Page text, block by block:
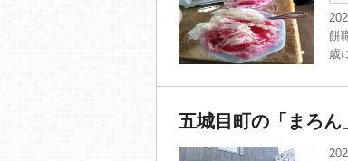
餅
歳
五城目町の「まろん